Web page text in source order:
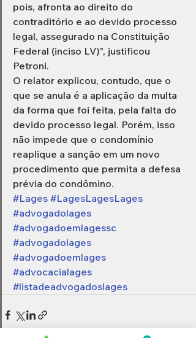
pois, afronta ao direito do
contraditório e ao devido processo
legal, assegurado na Constituição
Federal (inciso LV)", justificou
Petroni.
O relator explicou, contudo, que o
que se anula é a aplicação da multa
da forma que foi feita, pela falta do
devido processo legal. Porém, isso
não impede que o condomínio
reaplique a sanção em um novo
procedimento que permita a defesa
prévia do condômino.
#Lages #LagesLagesLages
#advogadolages
#advogadoemlagessc
#advogadolages
#advogadoemlages
#advocacialages
#listadeadvogadoslages